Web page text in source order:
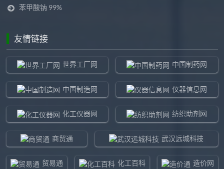
苯甲酸钠 99%
友情链接
世界工厂网 中国制药网
中国制造网 仪器信息网
化工仪器网 纺织助剂网
商贸通 武汉远城科技
贸易通 化工百科 造价网